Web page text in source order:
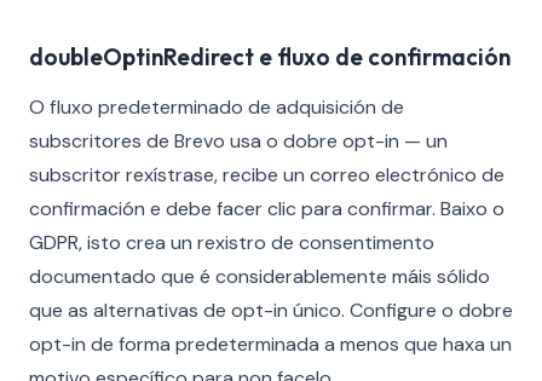
doubleOptinRedirect e fluxo de confirmación
O fluxo predeterminado de adquisición de
subscritores de Brevo usa o dobre opt-in — un
subscritor rexístrase, recibe un correo electrónico de
confirmación e debe facer clic para confirmar. Baixo o
GDPR, isto crea un rexistro de consentimento
documentado que é considerablemente máis sólido
que as alternativas de opt-in único. Configure o dobre
opt-in de forma predeterminada a menos que haxa un